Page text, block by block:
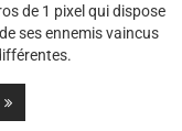
de 1 pixel qui dispose
ses ennemis vaincus